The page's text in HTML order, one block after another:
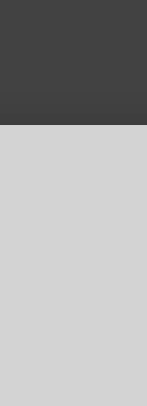
in staat om uw
Door te klikken
selecteren die